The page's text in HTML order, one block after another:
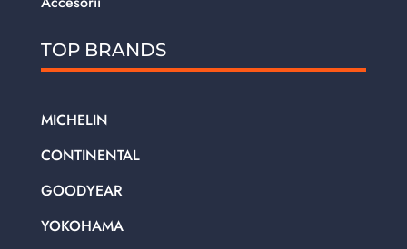
TOP BRANDS
MICHELIN
CONTINENTAL
GOODYEAR
YOKOHAMA